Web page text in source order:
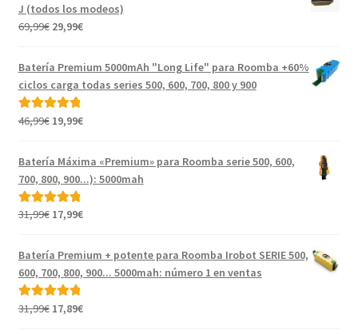
J (todos los modeos)
69,99€ El
original
69,99€.
29,99€El
actual
es:
Batería Premium 5000mAh "Long Life" para Roomba +60%
ciclos carga todas series 500, 600, 700, 800 y 900
Valorado con
46,99€ El
original
46,99€.
19,99€El
es:
19,99€.
Batería Máxima «Premium» para Roomba serie 500, 600,
700, 800, 900...): 5000mah
Valorado con
31,99€ El
original
era:
31,99€.
17,99€El
actual
es:
Batería Premium + potente para Roomba Irobot SERIE 500,
600, 700, 800, 900... 5000mah: número 1 en ventas
Valorado con
31,99€ El
17,89€El